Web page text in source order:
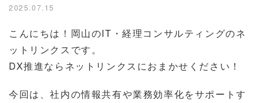
2025.07.15
こんにちは！岡山のIT・経理コンサルティングのネ
ットリンクスです。
DX推進ならネットリンクスにおまかせください！
今回は、社内の情報共有や業務効率化をサポートす